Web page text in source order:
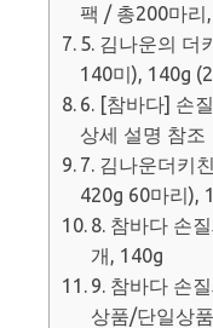
팩 / 총200마리
5. 김나운의 더
140미), 140g
6. [참바다] 손
상세 설명 참조
7. 김나운더키
420g 60마리),
8. 참바다 손
개, 140g
9. 참바다 손
상품/단일상품